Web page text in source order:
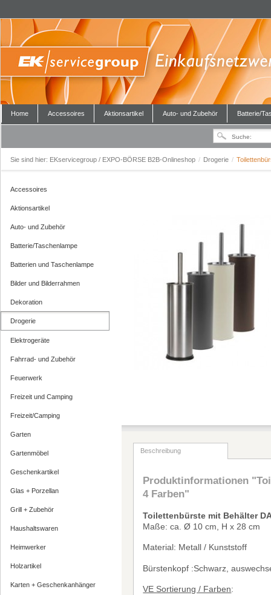
Home Accessoires Aktionsartikel Auto- und Zubehör Batterie/
Sie sind hier: EKservicegroup / EXPO-BÖRSE B2B-Onlineshop / Drogerie /
Accessoires
Aktionsartikel
Auto- und Zubehör
Batterie/Taschenlampe
Batterien und Taschenlampe
Bilder und Bilderrahmen
Dekoration
Drogerie
Elektrogeräte
Fahrrad- und Zubehör
Feuerwerk
Freizeit und Camping
Freizeit/Camping
Garten
Gartenmöbel
Geschenkartikel
Glas + Porzellan
Grill + Zubehör
Haushaltswaren
Heimwerker
Holzartikel
Karten + Geschenkanhänger
Beschreibung
Produktinformationen
4 Farben"
Toilettenbürste mit Behälter
Maße: ca.Ø 10 cm, H x 28 cm
Material: Metall / Kunststoff
Bürstenkopf :Schwarz,
VE Sortierung / Farben: